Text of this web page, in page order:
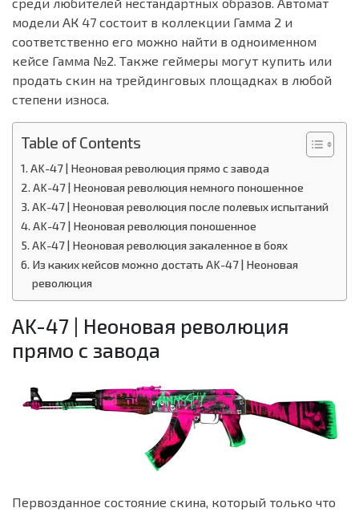
модели АК 47 состоит в коллекции Гамма 2 и
соответственно его можно найти в одноименном
кейсе Гамма №2. Также геймеры могут купить или
продать скин на трейдинговых площадках в любой
степени износа.
Table of Contents
AK-47 | Неоновая революция прямо с завода
AK-47 | Неоновая революция немного поношенное
AK-47 | Неоновая революция после полевых испытаний
AK-47 | Неоновая революция поношенное
AK-47 | Неоновая революция закаленное в боях
Из каких кейсов можно достать AK-47 | Неоновая
революция
AK-47 | Неоновая революция
прямо с завода
Первозданное состояние скина, который только что